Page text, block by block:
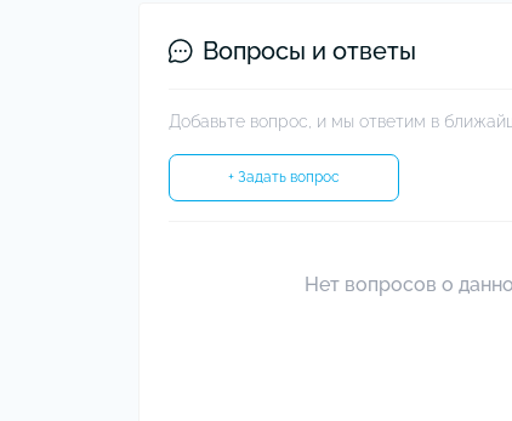
Вопросы и ответы
Добавьте вопрос, и мы ответим в
+ Задать вопрос
Нет вопросов о